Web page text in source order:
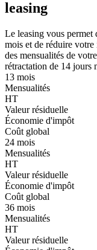
leasing
Le leasing vous
mois et de réduire votre
des mensualités de
rétractation de 14 jours
13 mois
Mensualités
HT
Valeur résiduelle
Économie d'impôt
Coût global
24 mois
Mensualités
HT
Valeur résiduelle
Économie d'impôt
Coût global
36 mois
Mensualités
HT
Valeur résiduelle